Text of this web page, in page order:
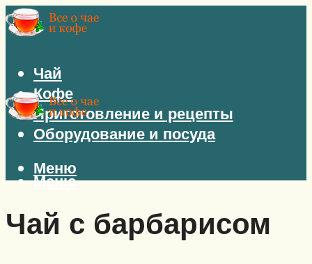
Чай
Кофе
Приготовление и рецепты
Оборудование и посуда
Меню
Меню
Чай с барбарисом